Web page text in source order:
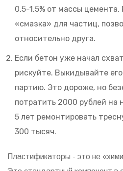
0,5-1,5% от массы цемента.
«смазка» для частиц,
относительно друга.
Если бетон уже начал
рискуйте. Выкидывайте
партию. Это дороже, но
потратить 2000 рублей на
5 лет ремонтировать
300 тысяч.
Пластификаторы - это не